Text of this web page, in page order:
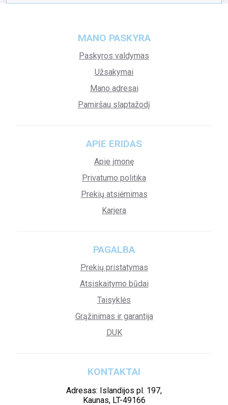
MANO PASKYRA
Paskyros valdymas
Užsakymai
Mano adresai
Pamiršau slaptažodį
APIE ERIDAS
Apie įmonę
Privatumo politika
Prekių atsiėmimas
Karjera
PAGALBA
Prekių pristatymas
Atsiskaitymo būdai
Taisyklės
Grąžinimas ir garantija
DUK
KONTAKTAI
Adresas: Islandijos pl. 197,
Kaunas, LT-49166